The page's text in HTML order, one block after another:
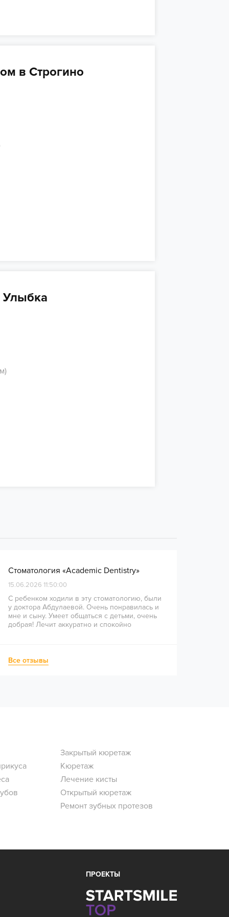
в Строгино
Улыбка
Стоматология «Academic Dentistry»
15.06.2026 11:50:00
С ребенком ходили в эту стоматологию, были
у доктора Абдулаевой. Очень понравилась и
мне и сыну. Умеет общаться с детьми, очень
добрая! Лечит аккуратно и спокойно
Все отзывы
Закрытый кюретаж
Кюретаж
Лечение кисты
Открытый кюретаж
Ремонт зубных протезов
ПРОЕКТЫ